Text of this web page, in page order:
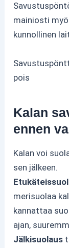
mainiosti
kunnollinen
pois
Kalan
ennen
Kalan voi
sen jälkeen.
merisuolaa
kannattaa
ajan,
Jälkisuolaus